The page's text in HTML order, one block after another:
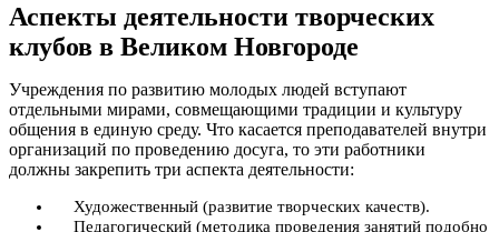
Аспекты деятельности творческих
клубов в Великом Новгороде
Учреждения по развитию молодых людей вступают
отдельными мирами, совмещающими традиции и культуру
общения в единую среду. Что касается преподавателей внутри
организаций по проведению досуга, то эти работники
должны закрепить три аспекта деятельности:
Художественный (развитие творческих качеств).
Педагогический (методика проведения занятий подобно